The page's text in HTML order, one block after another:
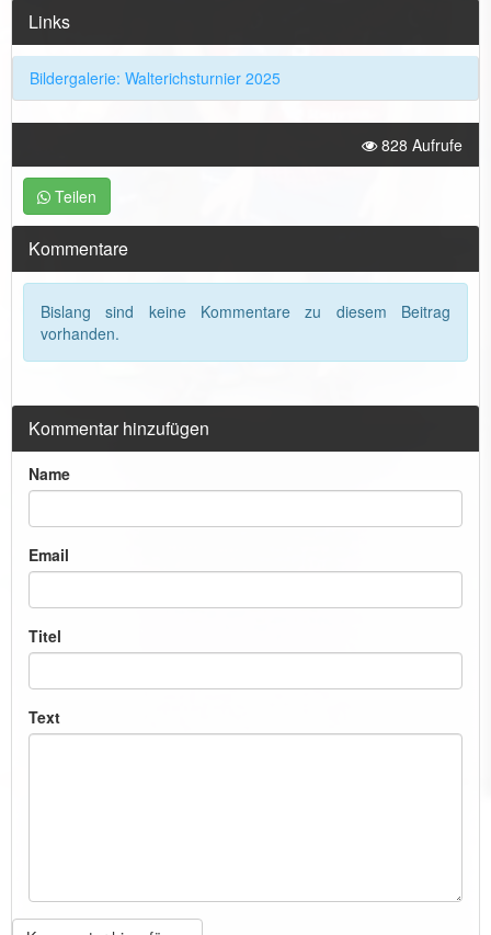
Links
Bildergalerie: Walterichsturnier 2025
828 Aufrufe
Teilen
Kommentare
Bislang sind keine Kommentare zu diesem Beitrag
vorhanden.
Kommentar hinzufügen
Name
Email
Titel
Text